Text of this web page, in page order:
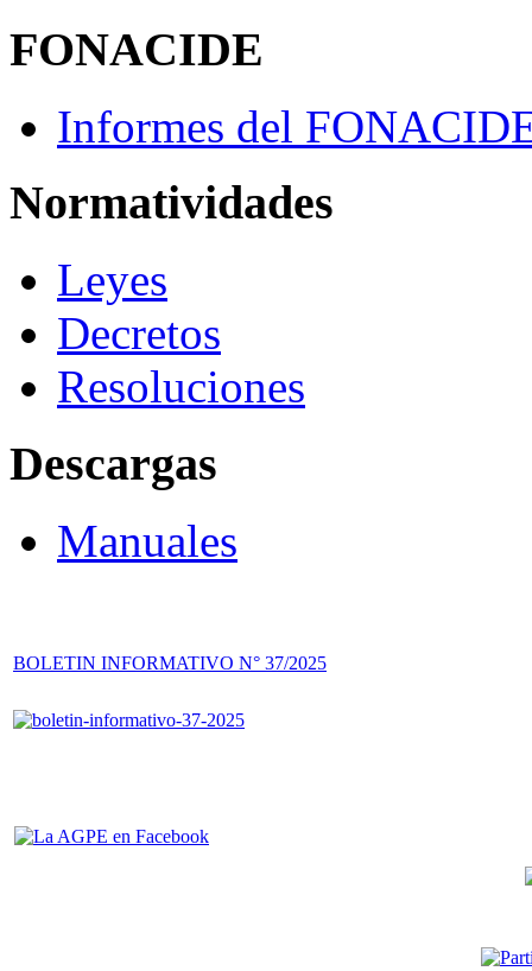
FONACIDE
Informes del
Normatividades
Leyes
Decretos
Resoluciones
Descargas
Manuales
BOLETIN INFORMATIVO N° 37/2025